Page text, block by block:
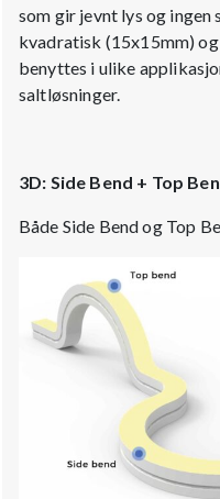
som gir jevnt lys og ingen
kvadratisk (15x15mm)
benyttes i ulike
saltløsninger.
3D: Side Bend + Top
Både Side Bend og Top